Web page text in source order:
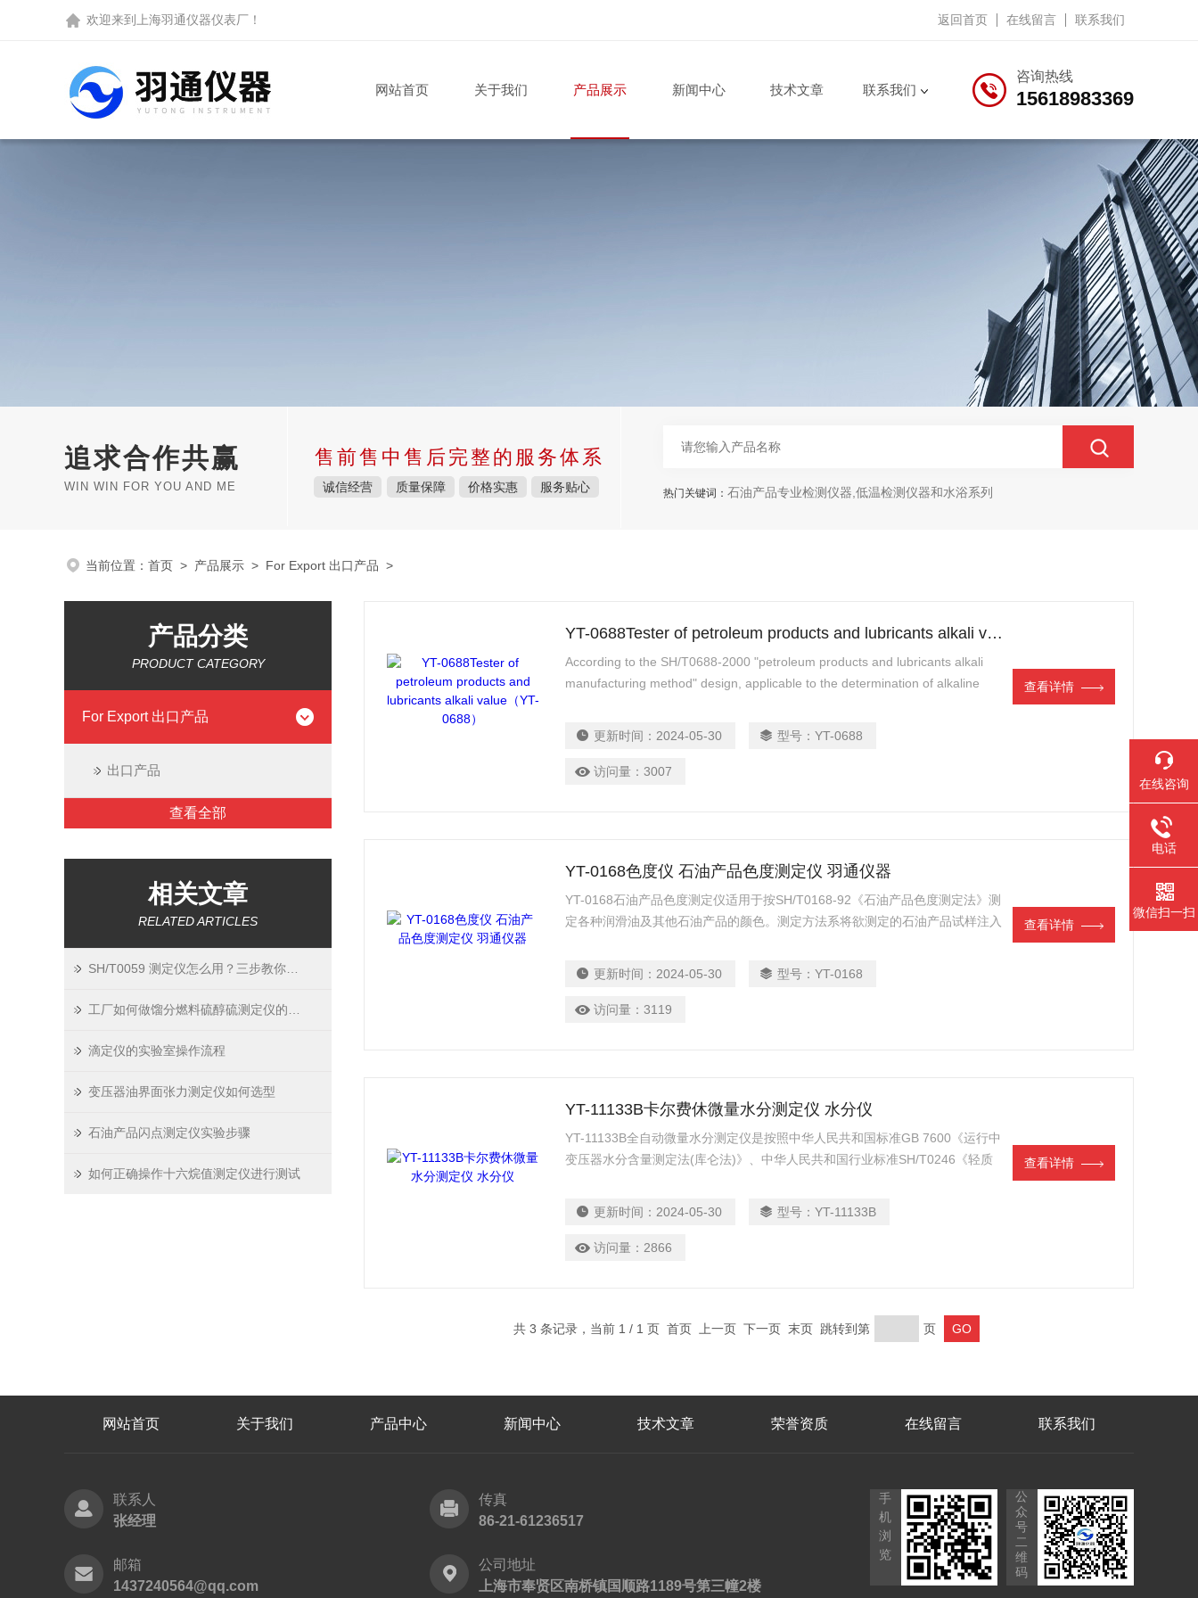
欢迎来到 上海羽通仪器仪表厂 ！ 返回首页 在线留言 联系我们
咨询热线
15618983369
网站首页 关于我们 产品展示 新闻中心 技术文章 联系我们
追求合作共赢
WIN WIN FOR YOU AND ME
售前售中售后完整的服务体系
诚信经营 质量保障 价格实惠 服务贴心 热门关键词： 石油产品专业检测仪器,低温检测仪器和水浴系列
当前位置： 首页 > 产品展示 > For Export 出口产品 >
产品分类
PRODUCT CATEGORY
For Export 出口产品
出口产品
查看全部
相关文章
RELATED ARTICLES
滴定仪的实验室操作流程
变压器油界面张力测定仪如何选型
石油产品闪点测定仪实验步骤
如何正确操作十六烷值测定仪进行测试
YT-0688Tester of petroleum products and lubricants alkali value（YT-0688）
According to the SH/T0688-2000 "petroleum products and lubricants alkali
manufacturing method" design, applicable to the determination of alkaline
更新时间： 2024-05-30 型号：YT-0688
访问量：3007
查看详情
YT-0168色度仪 石油产品色度测定仪 羽通仪器
YT-0168石油产品色度测定仪适用于按SH/T0168-92《石油产品色度测定法》测
定各种润滑油及其他石油产品的颜色。测定方法系将欲测定的石油产品试样注入
更新时间： 2024-05-30 型号：YT-0168
访问量：3119
查看详情
YT-11133B卡尔费休微量水分测定仪 水分仪
YT-11133B全自动微量水分测定仪是按照中华人民共和国标准GB 7600《运行中
变压器水分含量测定法(库仑法)》、中华人民共和国行业标准SH/T0246《轻质
更新时间： 2024-05-30 型号：YT-11133B
访问量： 2866
查看详情
共 3 条记录，当前 1 / 1 页 首页 上一页 下一页 末页 跳转到第 页
网站首页 关于我们 产品中心 新闻中心 技术文章 荣誉资质 在线留言 联系我们
联系人
张经理
传真
86-21-61236517
邮箱
1437240564@qq.com
公司地址
上海市奉贤区南桥镇国顺路1189号第三幢2楼
手
机
浏
览
公
众
号
二
维
码
在线咨询
电话
微信扫一扫